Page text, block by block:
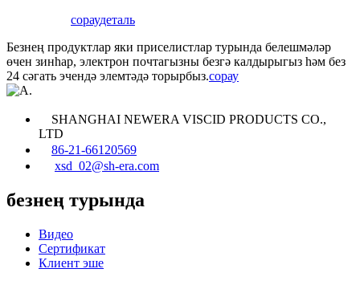
сораудеталь
Безнең продуктлар яки приселистлар турында белешмәләр
өчен зинһар, электрон почтагызны безгә калдырыгыз һәм без
24 сәгать эчендә элемтәдә торырбыз.сорау
SHANGHAI NEWERA VISCID PRODUCTS CO.,
LTD
86-21-66120569
xsd_02@sh-era.com
безнең турында
Видео
Сертификат
Клиент эше